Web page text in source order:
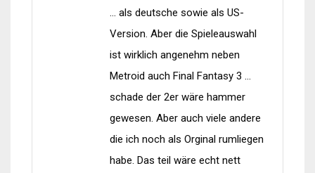
… als deutsche sowie als US-
Version. Aber die Spieleauswahl
ist wirklich angenehm neben
Metroid auch Final Fantasy 3 …
schade der 2er wäre hammer
gewesen. Aber auch viele andere
die ich noch als Orginal rumliegen
habe. Das teil wäre echt nett